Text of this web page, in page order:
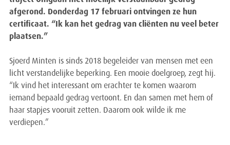
afgerond. Donderdag 17 februari ontvingen ze hun
certificaat. “Ik kan het gedrag van cliënten nu veel beter
plaatsen.”
Sjoerd Minten is sinds 2018 begeleider van mensen met een
licht verstandelijke beperking. Een mooie doelgroep, zegt hij.
“Ik vind het interessant om erachter te komen waarom
iemand bepaald gedrag vertoont. En dan samen met hem of
haar stapjes vooruit zetten. Daarom ook wilde ik me
verdiepen.”